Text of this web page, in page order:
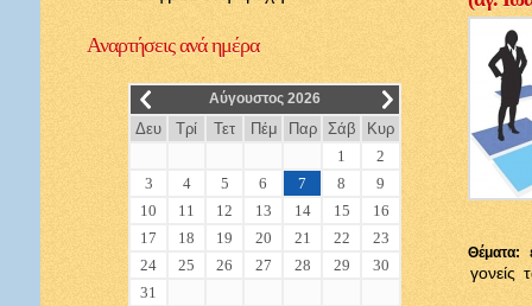
Αναρτήσειςανά ημέρα
__ Αύγουστος 2026 __
Δευ Τρί Τετ Πέμ Παρ Σάβ
Κυρ
1
2
3
4 5 6 7 8
9
10
11 12 13 14 15
16
17
18 19 20 21 22
23
24
25 26 27 28 29
30
31
Θέματα:
γονείς